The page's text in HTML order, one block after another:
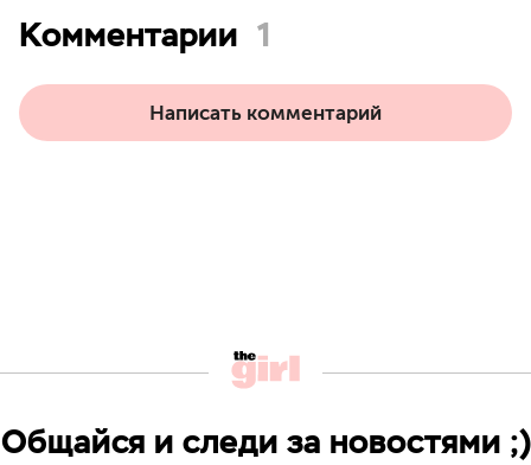
Комментарии 1
Написать комментарий
Общайся и следи за новостями ;)